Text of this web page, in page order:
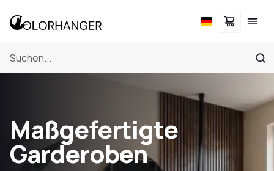
Maßgefertigte
Garderoben